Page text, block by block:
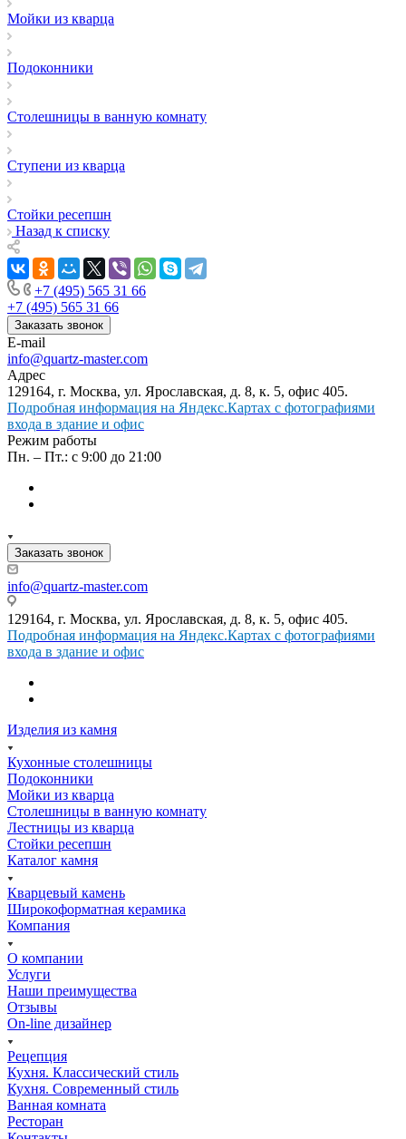
Мойки из кварца
Подоконники
Столешницы в ванную комнату
Ступени из кварца
Стойки ресепшн
Назад к списку
+7 (495) 565 31 66
+7 (495) 565 31 66
Заказать звонок
E-mail
info@quartz-master.com
Адрес
129164, г. Москва, ул. Ярославская, д. 8, к. 5, офис 405.
Подробная информация на Яндекс.Картах с фотографиями
входа в здание и офис
Режим работы
Пн. – Пт.: с 9:00 до 21:00
Заказать звонок
info@quartz-master.com
129164, г. Москва, ул. Ярославская, д. 8, к. 5, офис 405.
Подробная информация на Яндекс.Картах с фотографиями
входа в здание и офис
Изделия из камня
Кухонные столешницы
Подоконники
Мойки из кварца
Столешницы в ванную комнату
Лестницы из кварца
Стойки ресепшн
Каталог камня
Кварцевый камень
Широкоформатная керамика
Компания
О компании
Услуги
Наши преимущества
Отзывы
On-line дизайнер
Рецепция
Кухня. Классический стиль
Кухня. Современный стиль
Ванная комната
Ресторан